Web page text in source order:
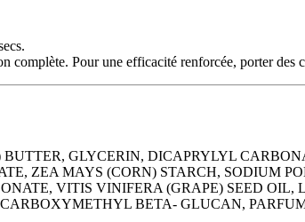
complète. Pour une efficacité renforcée, porter
GLYCERIN, DICAPRYLYL
ZEA MAYS (CORN) STARCH, SODIUM
VITIS VINIFERA (GRAPE) SEED
BETA- GLUCAN,